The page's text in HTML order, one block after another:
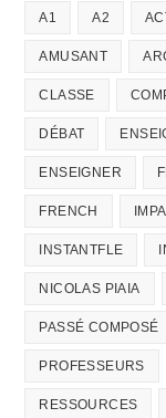
A1 A2
AMUSANT
CLASSE
DÉBAT
ENSEIGNER
FRENCH
INSTANTFLE
NICOLAS PIAIA
PASSÉ COMPOSÉ
PROFESSEURS
RESSOURCES